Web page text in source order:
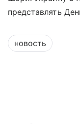
представлять
новость